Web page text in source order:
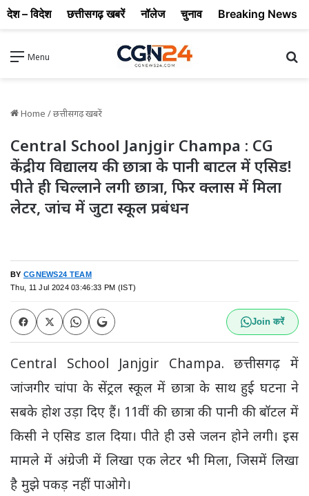
Menu
Home /छत्तीसगढ़ खबरें
Central School Janjgir Champa : CG
केंद्रीय विद्यालय की छात्रा के पानी बाटल में एसिड!
पीते ही चिल्लाने लगी छात्रा, फिर क्लास में मिला
लेटर, जांच में जुटा स्कूल प्रबंधन
BY CGNEWS24 TEAM
Thu, 11 Jul 2024 03:46:33 PM (IST)
Join करें
Central School Janjgir Champa. छत्तीसगढ़ में
जांजगीर चांपा के सेंट्रल स्कूल में छात्रा के साथ हुई घटना ने
सबके होश उड़ा दिए हैं। 11वीं की छात्रा की पानी की बॉटल में
किसी ने एसिड डाल दिया। पीते ही उसे जलन होने लगी। इस
मामले में अंग्रेजी में लिखा एक लेटर भी मिला, जिसमें लिखा
है मुझे पकड़ नहीं पाओगे।
देश – विदेश छत्तीसगढ़ खबरें नॉलेज चुनाव Breaking News